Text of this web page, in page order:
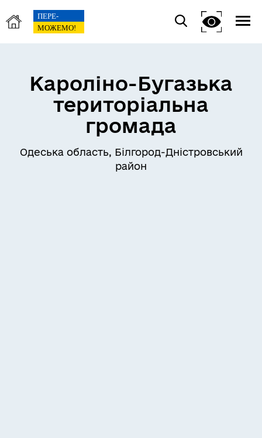
Кароліно-Бугазька
територіальна
громада
Одеська область, Білгород-Дністровський
район